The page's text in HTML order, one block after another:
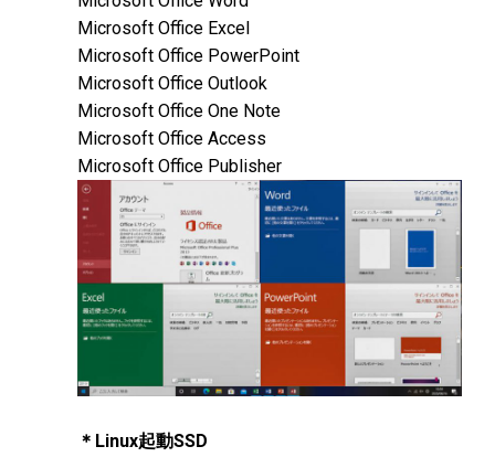
Microsoft Office Excel
Microsoft Office PowerPoint
Microsoft Office Outlook
Microsoft Office One Note
Microsoft Office Access
Microsoft Office Publisher
＊Linux起動SSD